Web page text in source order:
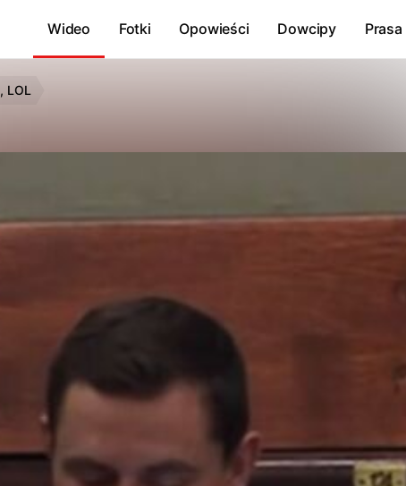
Wideo Fotki Opowieści Dowcipy Prasa
LOL